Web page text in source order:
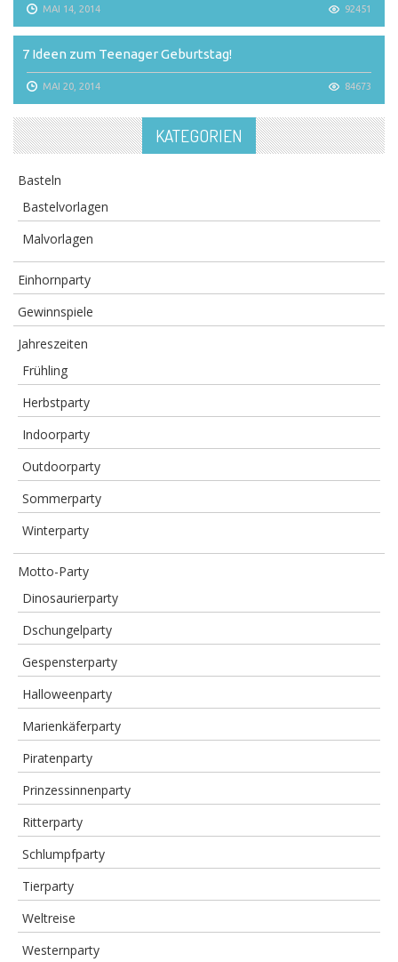
MAI 14, 2014 92451
7 Ideen zum Teenager Geburtstag!
MAI 20, 2014 84673
KATEGORIEN
Basteln
Bastelvorlagen
Malvorlagen
Einhornparty
Gewinnspiele
Jahreszeiten
Frühling
Herbstparty
Indoorparty
Outdoorparty
Sommerparty
Winterparty
Motto-Party
Dinosaurierparty
Dschungelparty
Gespensterparty
Halloweenparty
Marienkäferparty
Piratenparty
Prinzessinnenparty
Ritterparty
Schlumpfparty
Tierparty
Weltreise
Westernparty